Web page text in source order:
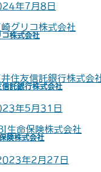
年7月8日
株式会社
託銀行株式会社
年5月31日
険株式会社
年2月27日